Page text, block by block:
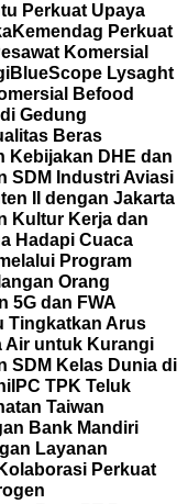
Perkuat Upaya
Kemendag Perkuat
Komersial
BlueScope Lysaght
Befood
Gedung
Beras
Kebijakan DHE dan
SDM Industri Aviasi
II dengan Jakarta
Kultur Kerja dan
Hadapi Cuaca
Program
Orang
5G dan FWA
Tingkatkan Arus
Air untuk Kurangi
SDM Kelas Dunia di
IPC TPK Teluk
Taiwan
Bank Mandiri
Layanan
Perkuat